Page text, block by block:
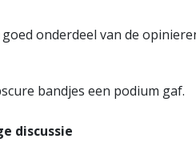
onderdeel van de
bandjes een podium gaf.
discussie